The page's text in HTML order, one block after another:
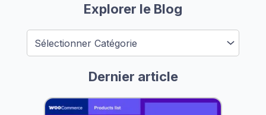
Explorer le Blog
Dernier article